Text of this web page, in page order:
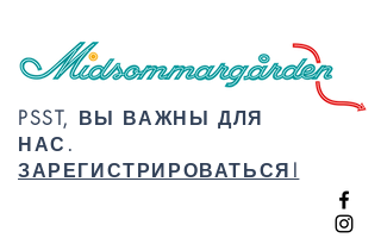
PSST, ВЫ ВАЖНЫ ДЛЯ
НАС.
ЗАРЕГИСТРИРОВАТЬСЯ!